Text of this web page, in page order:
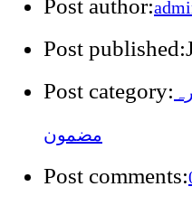
Post author:
Post published:
Post category:
مضمون
Post comments: